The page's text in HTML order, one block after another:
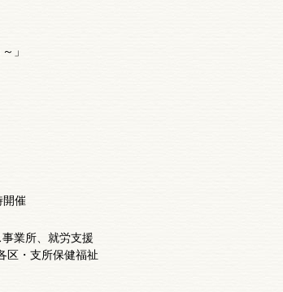
」
開催
業所、就労支援
区・支所保健福祉